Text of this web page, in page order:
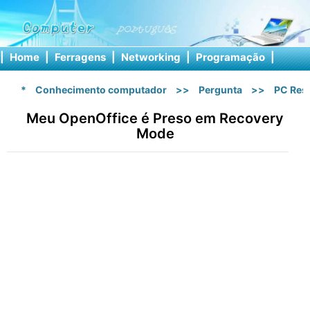
| Home | Ferragens | Networking | Programação |
* Conhecimento computador >> Pergunta >> PC
Meu OpenOffice é Preso em Recovery
Mode